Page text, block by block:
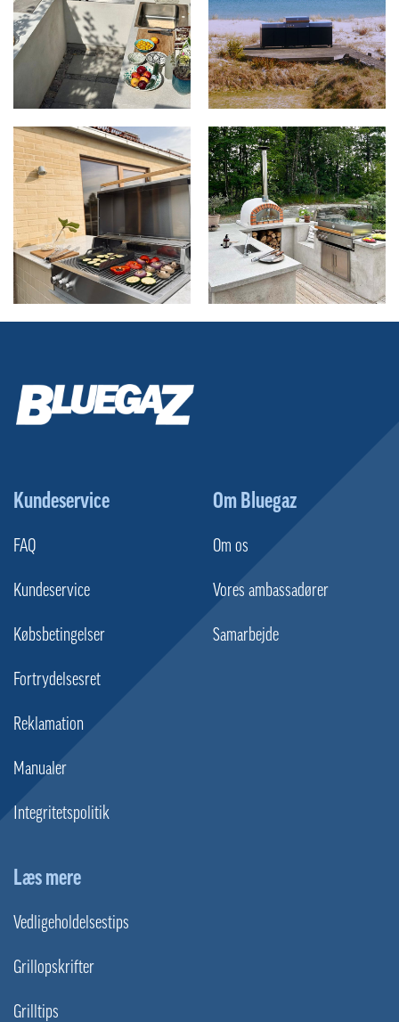
Kundeservice
FAQ
Kundeservice
Købsbetingelser
Fortrydelsesret
Reklamation
Manualer
Integritetspolitik
Om Bluegaz
Om os
Vores ambassadører
Samarbejde
Læs mere
Vedligeholdelsestips
Grillopskrifter
Grilltips